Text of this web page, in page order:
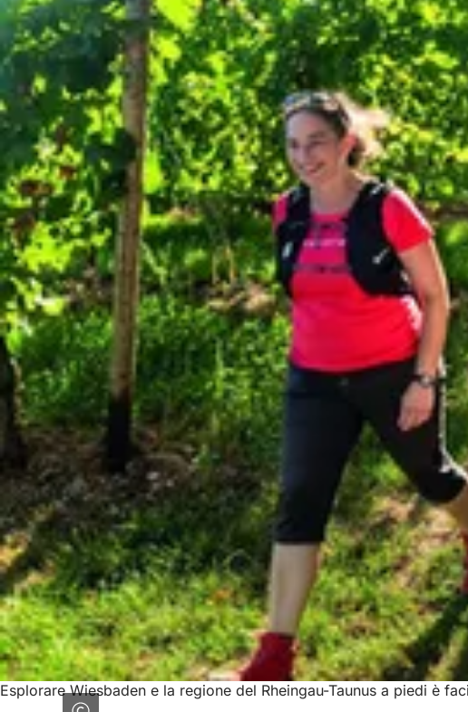
Esplorare Wiesbaden e la regione del Rheingau-Taunus a piedi è